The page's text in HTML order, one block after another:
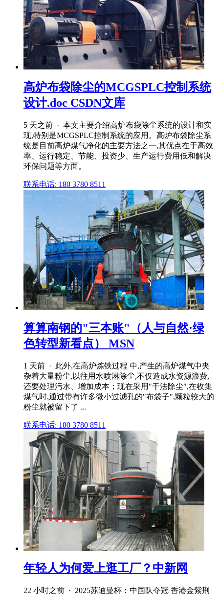
高炉布袋除尘的MCGSPLC控制系统
设计.doc CSDN文库
5 天之前 · 本文主要介绍高炉布袋除尘系统的设计和实
现,特别是MCGSPLC控制系统的应用。高炉布袋除尘系
统是目前高炉煤气净化的主要方法之一,其优点在于高效
率、运行稳定、节能、投资少、生产运行费用低和解决
环保问题等方面。
联系电话: 180 3780 8511
算算南钢的"三本账"（人与自然·绿
色转型新看点） MSN
1 天前 · 此外,在高炉炼铁过程 中,产生的高炉煤气中夹
杂着大量粉尘,以往用水喷淋除尘,不仅造成水资源浪费,
还要处理污水、增加成本；现在采用"干法除尘",在收集
煤气时,通过带有许多微小过滤孔的"布袋子",颗粒较大的
粉尘就被留下了 ...
联系电话: 180 3780 8511
年轻人为何爱上逛工厂？中新网
22 小时之前 · 2025苏迪曼杯：中国队夺冠 香港金紫荆